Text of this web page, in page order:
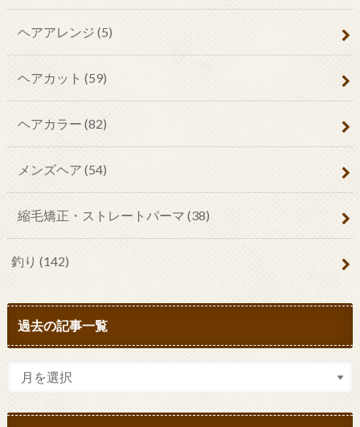
ヘアアレンジ (5)
ヘアカット (59)
ヘアカラー (82)
メンズヘア (54)
縮毛矯正・ストレートパーマ (38)
釣り (142)
過去の記事一覧